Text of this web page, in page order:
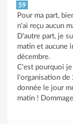
59
Pour ma part,
n'ai reçu aucun
D'autre part, je
matin et aucune
décembre.
C'est pourquoi
l'organisation
donnée le jour
matin !